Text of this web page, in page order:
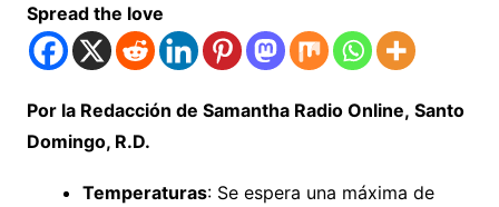
Spread the love
Por la Redacción de Samantha Radio Online, Santo
Domingo, R.D.
Temperaturas: Se espera una máxima de